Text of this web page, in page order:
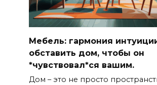
Мебель: гармония
обставить дом, чтобы он
*чувствовал*ся вашим.
Дом – это не просто